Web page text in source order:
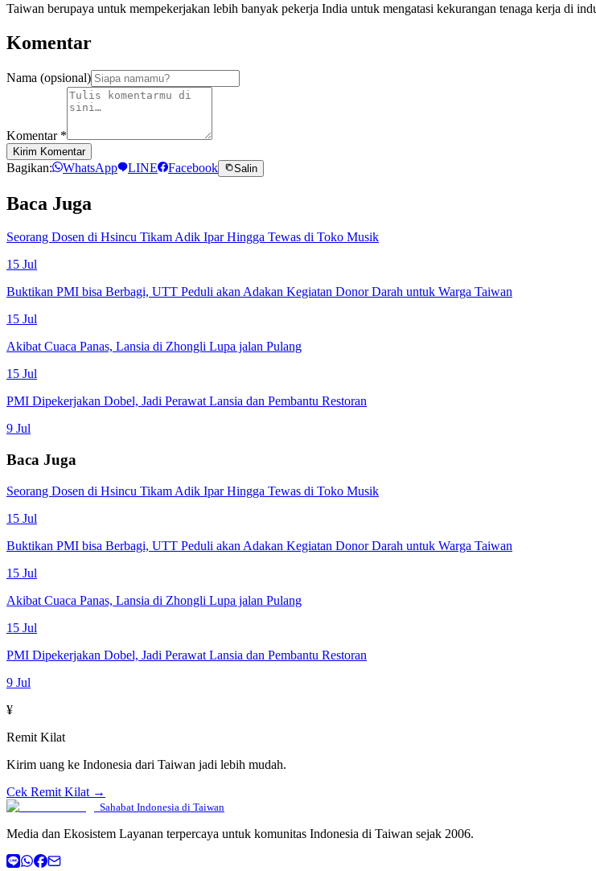
Taiwan berupaya untuk mempekerjakan lebih banyak pekerja India untuk mengatasi kekurangan tenaga kerja di
Komentar
Nama (opsional)
Komentar *
Kirim Komentar
Bagikan: WhatsApp LINE Facebook Salin
Baca Juga
Seorang Dosen di Hsincu Tikam Adik Ipar Hingga Tewas di Toko Musik
15 Jul
Buktikan PMI bisa Berbagi, UTT Peduli akan Adakan Kegiatan Donor Darah untuk Warga Taiwan
15 Jul
Akibat Cuaca Panas, Lansia di Zhongli Lupa jalan Pulang
15 Jul
PMI Dipekerjakan Dobel, Jadi Perawat Lansia dan Pembantu Restoran
9 Jul
Baca Juga
Seorang Dosen di Hsincu Tikam Adik Ipar Hingga Tewas di Toko Musik
15 Jul
Buktikan PMI bisa Berbagi, UTT Peduli akan Adakan Kegiatan Donor Darah untuk Warga Taiwan
15 Jul
Akibat Cuaca Panas, Lansia di Zhongli Lupa jalan Pulang
15 Jul
PMI Dipekerjakan Dobel, Jadi Perawat Lansia dan Pembantu Restoran
9 Jul
¥
Remit Kilat
Kirim uang ke Indonesia dari Taiwan jadi lebih mudah.
Cek Remit Kilat →
Sahabat Indonesia di Taiwan
Media dan Ekosistem Layanan terpercaya untuk komunitas Indonesia di Taiwan sejak 2006.